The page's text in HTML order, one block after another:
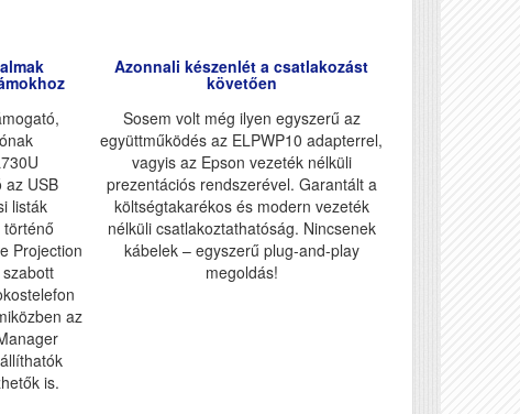
az USB
listák
Projection
az
is.
Azonnali készenlét a csatlakozást
követően
Sosem volt még ilyen egyszerű az
együttműködés az ELPWP10 adapterrel,
vagyis az Epson vezeték nélküli
prezentációs rendszerével. Garantált a
költségtakarékos és modern vezeték
nélküli csatlakoztathatóság. Nincsenek
kábelek – egyszerű plug-and-play
megoldás!